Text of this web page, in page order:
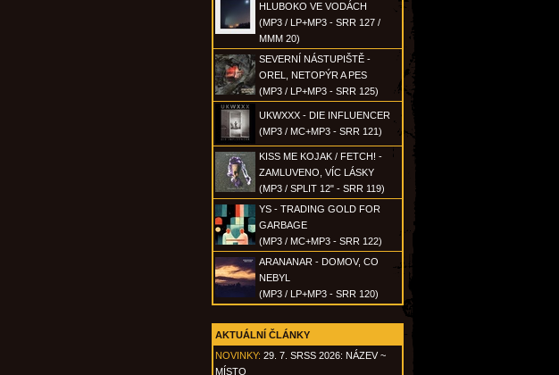
HLUBOKO VE VODÁCH
(MP3 / LP+MP3 - SRR 127 /
MMM 20)
SEVERNÍ NÁSTUPIŠTĚ -
OREL, NETOPÝR A PES
(MP3 / LP+MP3 - SRR 125)
UKWXXX - DIE INFLUENCER
(MP3 / MC+MP3 - SRR 121)
KISS ME KOJAK / FETCH! -
ZAMLUVENO, VÍC LÁSKY
(MP3 / SPLIT 12" - SRR 119)
YS - TRADING GOLD FOR
GARBAGE
(MP3 / MC+MP3 - SRR 122)
ARANANAR - DOMOV, CO
NEBYL
(MP3 / LP+MP3 - SRR 120)
AKTUÁLNÍ ČLÁNKY
NOVINKY: 29. 7. SRSS 2026: NÁZEV ~
MÍSTO